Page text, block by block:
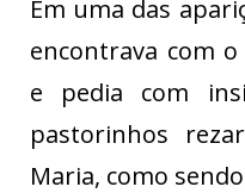
Em uma das
encontrava com
e pedia com
pastorinhos
Maria, como